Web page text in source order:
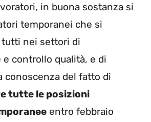
in buona sostanza si
temporanei che si
nei settori di
e controllo qualità, e di
conoscenza del fatto di
tutte le posizioni
entro febbraio